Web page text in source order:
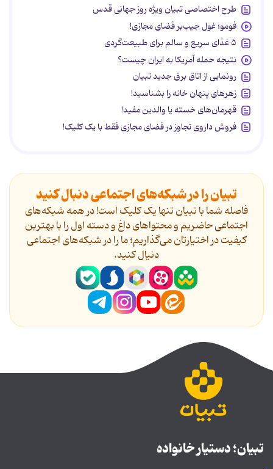
طرح اختصاصی تبیان ویژه روز جهانی قدس
فومو؛ غول جیب‌بر فضای مجازی!
۵ غذای سریع و سالم برای طبیعت‌گردی
نتیجه حمله آمریکا به ایران چیست؟
رونمایی از اتاق برق جدید تبیان
زهرهای پنهان خانه را بشناسید!
قهرمان‌های خسته یا والدین مفید!
فروش داروی تجاوز در فضای مجازی فقط با یک کلیک!
تبیان را در شبکه‌های اجتماعی دنبال کنید
فاصله شما با تبیان تنها یک کلیک است! در همه شبکه‌های
اجتماعی حاضریم و محتواهای داغ و دسته اول را با بهترین
کیفیت در اختیارتان می‌گذاریم؛ ما را در شبکه‌های اجتماعی
دنیال کنید.
تبیان؛ دستیار خانواده